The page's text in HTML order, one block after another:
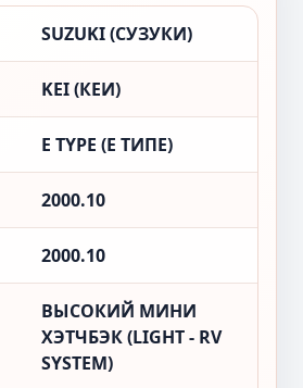
SUZUKI (СУЗУКИ)
KEI (КЕИ)
E TYPE (Е ТИПЕ)
2000.10
2000.10
ВЫСОКИЙ МИНИ
ХЭТЧБЭК (LIGHT - RV
SYSTEM)